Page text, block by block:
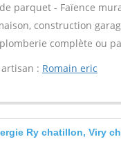
parquet - Faïence
construction
complète ou
: Romain eric
Ry chatillon, Viry